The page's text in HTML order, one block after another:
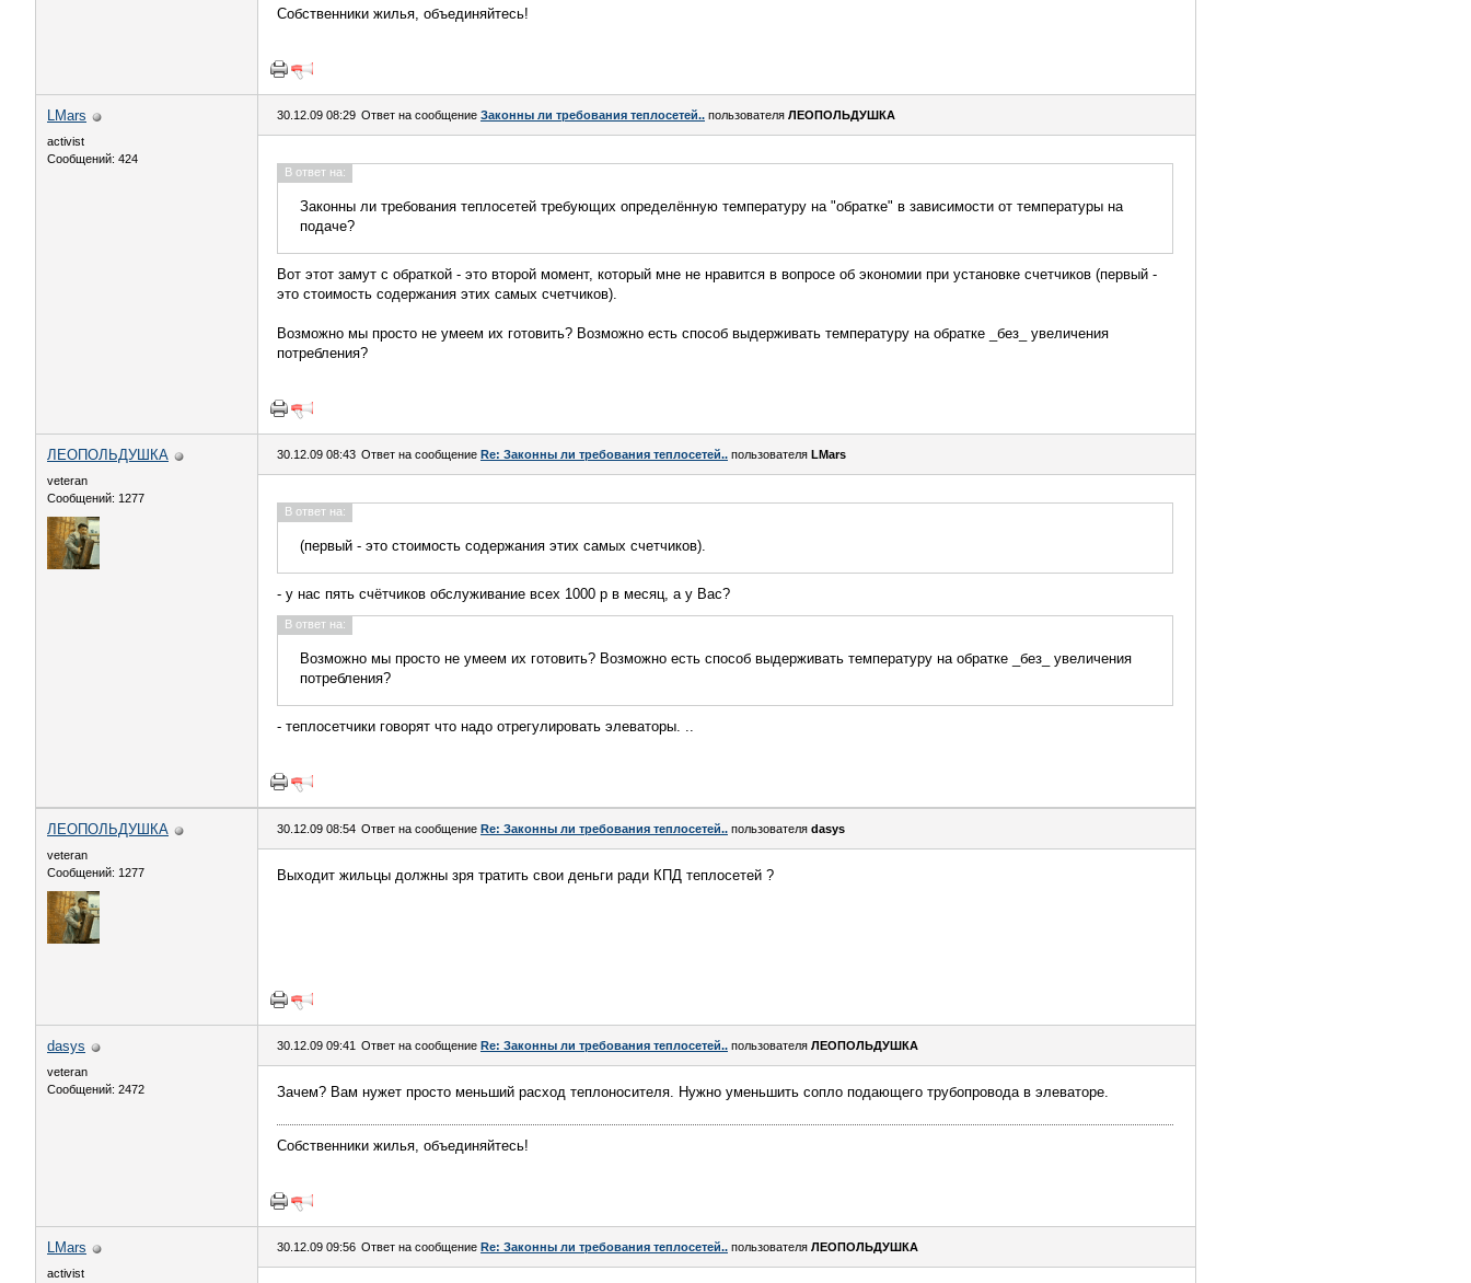
Собственники жилья, объединяйтесь!
LMars
activist
Сообщений: 424
30.12.09 08:29 Ответ на сообщение Законны ли требования теплосетей.. пользователя ЛЕОПОЛЬДУШКА
В ответ на:
Законны ли требования теплосетей требующих определённую температуру на "обратке" в зависимости от температуры на
подаче?
Вот этот замут с обраткой - это второй момент, который мне не нравится в вопросе об экономии при установке счетчиков (первый -
это стоимость содержания этих самых счетчиков).
Возможно мы просто не умеем их готовить? Возможно есть способ выдерживать температуру на обратке _без_ увеличения
потребления?
ЛЕОПОЛЬДУШКА
veteran
Сообщений: 1277
30.12.09 08:43 Ответ на сообщение Re: Законны ли требования теплосетей.. пользователя LMars
В ответ на:
(первый - это стоимость содержания этих самых счетчиков).
- у нас пять счётчиков обслуживание всех 1000 р в месяц, а у Вас?
В ответ на:
Возможно мы просто не умеем их готовить? Возможно есть способ выдерживать температуру на обратке _без_ увеличения
потребления?
- теплосетчики говорят что надо отрегулировать элеваторы. ..
ЛЕОПОЛЬДУШКА
veteran
Сообщений: 1277
30.12.09 08:54 Ответ на сообщение Re: Законны ли требования теплосетей.. пользователя dasys
Выходит жильцы должны зря тратить свои деньги ради КПД теплосетей ?
dasys
veteran
Сообщений: 2472
30.12.09 09:41 Ответ на сообщение Re: Законны ли требования теплосетей.. пользователя ЛЕОПОЛЬДУШКА
Зачем? Вам нужет просто меньший расход теплоносителя. Нужно уменьшить сопло подающего трубопровода в элеваторе.
Собственники жилья, объединяйтесь!
LMars
activist
30.12.09 09:56 Ответ на сообщение Re: Законны ли требования теплосетей.. пользователя ЛЕОПОЛЬДУШКА